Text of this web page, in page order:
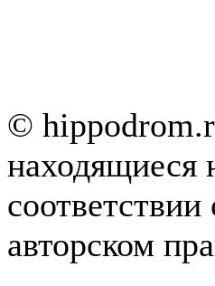
©
находящиеся
авторском